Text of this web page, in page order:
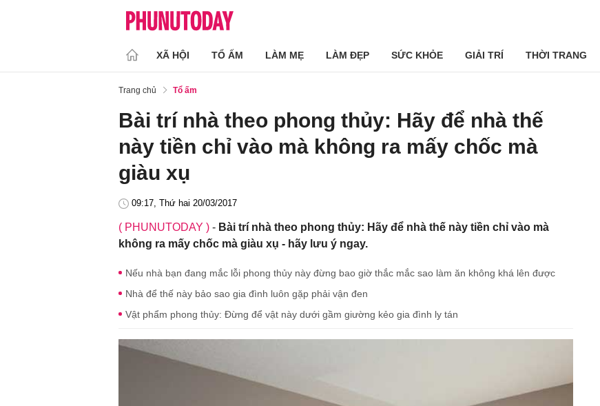
XÃ HỘI TỔ ẤM LÀM MẸ LÀM ĐẸP SỨC KHỎE GIẢI TRÍ THỜI TRANG
Trang chủ Tổ ấm
Bài trí nhà theo phong thủy: Hãy để nhà thế
này tiền chỉ vào mà không ra mấy chốc mà
giàu xụ
09:17, Thứ hai 20/03/2017
( PHUNUTODAY ) - Bài trí nhà theo phong thủy: Hãy để nhà thế này tiền chỉ vào mà
không ra mấy chốc mà giàu xụ - hãy lưu ý ngay.
Nếu nhà bạn đang mắc lỗi phong thủy này đừng bao giờ thắc mắc sao làm ăn không khá lên được
Nhà để thế này bảo sao gia đình luôn gặp phải vận đen
Vật phẩm phong thủy: Đừng để vật này dưới gầm giường kẻo gia đình ly tán